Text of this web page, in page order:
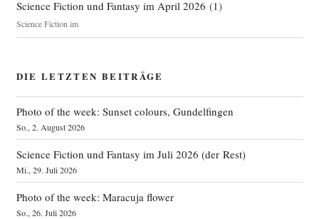
Science Fiction und Fantasy im April 2026 (1)
Science Fiction im
DIE LETZTEN BEITRÄGE
Photo of the week: Sunset colours, Gundelfingen
So., 2. August 2026
Science Fiction und Fantasy im Juli 2026 (der Rest)
Mi., 29. Juli 2026
Photo of the week: Maracuja flower
So., 26. Juli 2026